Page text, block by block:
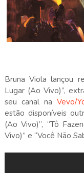
Bruna Viola lançou
Lugar (Ao Vivo)”,
seu canal na Vevo/
estão disponíveis
(Ao Vivo)”, “Tô
Vivo)” e “Você Não